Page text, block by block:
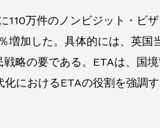
110万件のノンビジット・
増加した。具体的には、英
略の要である。ETAは、国
におけるETAの役割を強調